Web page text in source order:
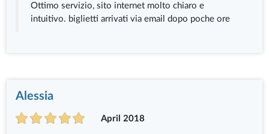
Ottimo servizio, sito internet molto chiaro e
intuitivo. biglietti arrivati via email dopo poche ore
Alessia
April 2018